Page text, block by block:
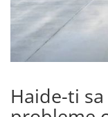
Haide-ti